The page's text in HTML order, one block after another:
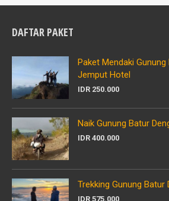
DAFTAR PAKET
Paket Mendaki
Jemput Hotel
IDR 250.000
Naik Gunung Batur
IDR 400.000
Trekking Gunung Batur
IDR 575.000